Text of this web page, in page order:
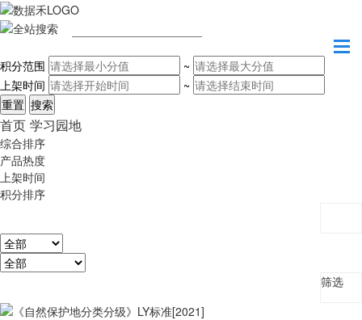
积分范围
~
上架时间
~
首页 学习园地
综合排序
产品热度
上架时间
积分排序
筛选